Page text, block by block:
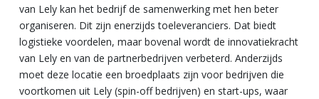
van Lely kan het bedrijf de samenwerking met hen beter
organiseren. Dit zijn enerzijds toeleveranciers. Dat biedt
logistieke voordelen, maar bovenal wordt de innovatiekracht
van Lely en van de partnerbedrijven verbeterd. Anderzijds
moet deze locatie een broedplaats zijn voor bedrijven die
voortkomen uit Lely (spin-off bedrijven) en start-ups, waar